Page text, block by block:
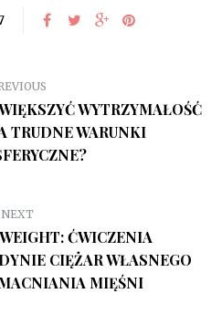
WYTRZYMAŁOŚĆ
TRUDNE WARUNKI
NEXT
ĆWICZENIA
CIĘŻAR WŁASNEGO
MIĘŚNI